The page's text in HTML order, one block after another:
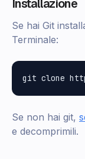
Installazione
Se hai Git
Terminale:
Se non hai git,
e decomprimili.